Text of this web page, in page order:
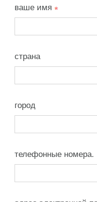
ваше имя
страна
город
телефонные номера.